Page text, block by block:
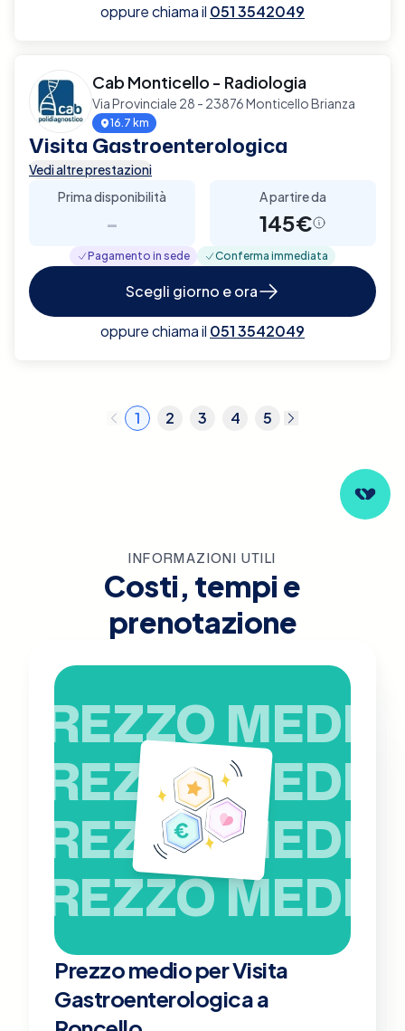
oppure chiama il 051 3542049
Cab Monticello - Radiologia
Via Provinciale 28 - 23876 Monticello Brianza
16.7 km
Visita Gastroenterologica
Vedi altre prestazioni
Prima disponibilità
-
A partire da
145€
Pagamento in sede Conferma immediata
Scegli giorno e ora
oppure chiama il 051 3542049
1 2 3 4 5
INFORMAZIONI UTILI
Costi, tempi e
prenotazione
PREZZO MEDIO
PREZZO MEDIO
PREZZO MEDIO
PREZZO MEDIO
Prezzo medio per Visita
Gastroenterologica a